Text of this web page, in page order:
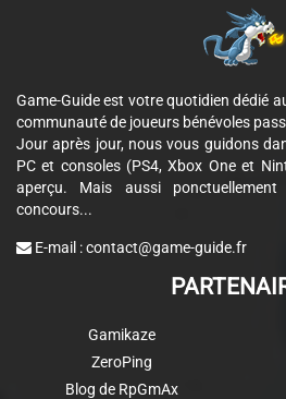
Game-Guide est votre quotidien dédié
communauté de joueurs bénévoles
Jour après jour, nous vous guidons
PC et consoles (PS4, Xbox One et
aperçu. Mais aussi
concours...
E-mail :contact@game-guide.fr
Gamikaze
ZeroPing
Blog de RpGmAx